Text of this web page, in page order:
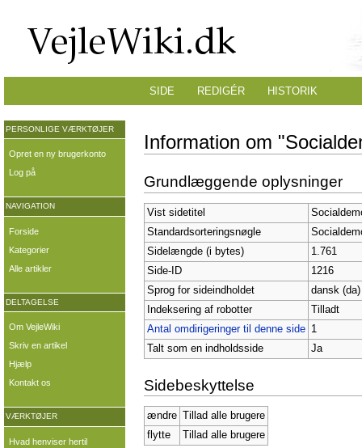
Information om
Grundlæggende oplysninger
Vist sidetitel
Standardsorteringsnøgle
Sidelængde (i bytes)
1.761
Side-ID
1216
Sprog for sideindholdet
dansk (da)
Indeksering af robotter
Tilladt
Antal omdirigeringer til denne side
1
Talt som en indholdsside
Ja
Sidebeskyttelse
ændre
Tillad alle brugere
flytte
Tillad alle brugere
SIDE REDIGÉR HISTORIK
PERSONLIGE VÆRKTØJER
Opret en ny brugerkonto
Log på
NAVIGATION
Forside
Kategorier
Alle artikler
DELTAGELSE
Om VejleWiki
Skriv en artikel
Hjælp
Kontakt os
VÆRKTØJER
Hvad henviser hertil